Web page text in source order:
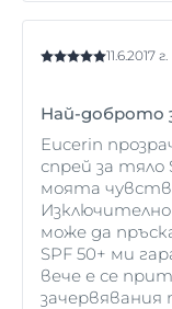
11.6.2017 г.
Най-доброто
Eucerin
спрей за тяло
моята
може да
SPF 50+ ми
вече е се